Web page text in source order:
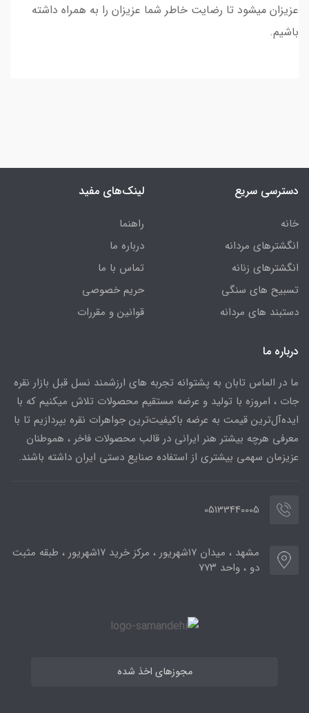
عزیزان میشود تا رضایت خاطر شما عزیزان را به همراه داشته
باشیم.
دسترسی سریع
خانه
انگشترهای مردانه
انگشترهای زنانه
تسبیح های سنگی
دستبند های مردانه
لینک‌های مفید
راهنما
درباره ما
تماس با ما
حریم خصوصی
قوانین و مقررات
درباره ما
ما در الماس تابان به پشتوانه تجربه های ارزشمند نسل قبل بازار نقره
جات ، امروزه با تولید و عرضه مستقیم محصولات تلاش میکنیم که با
ایده‌آل‌ترین قیمت به عرضه باکیفیت‌ترین جواهرات نقره بپردازیم تا با
معرفی هرچه بیشتر هنر ایرانی در قالب محصولات فاخر ، هموطنان
عزیزمان سهمی بیشتری از استفاده صنایع دستی ایران داشته باشند.
05133440005
مشهد ، میدان ۱۷شهریور ، مرکز خرید ۱۷شهریور ، طبقه مثبت
دو ، واحد ۷۷۳
مجوزهای اخذ شده